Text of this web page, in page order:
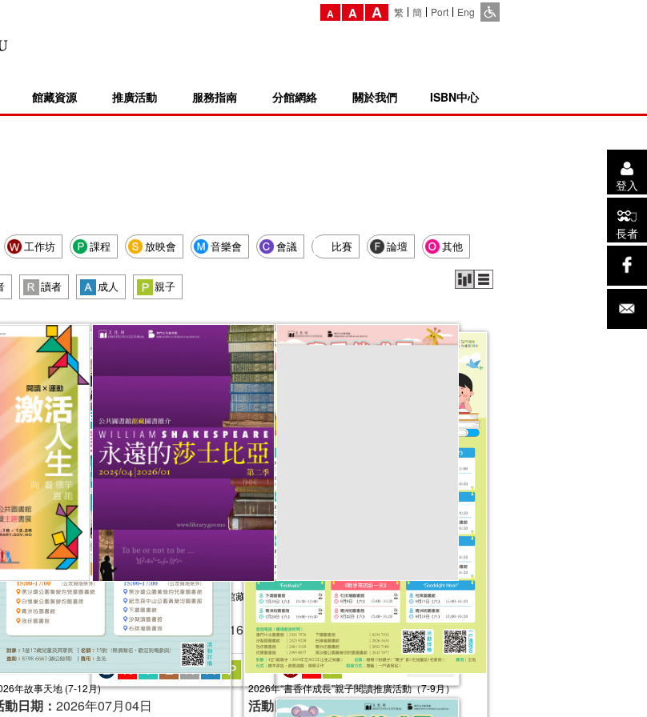
A A A 繁 簡 Port Eng
館藏資源 推廣活動 服務指南 分館網絡 關於我們 ISBN中心
登入
長者
工作坊 課程 放映會 音樂會 會議 比賽 論壇 其他
讀者 成人 親子
年故事天地 (7-12月)
動日期： 2026年07月04日
2026年“書香伴成長”親子閱讀推廣活動（7-9月）
活動日期：2026年07月04日
館藏主題書展
04月18日
永遠的莎士比亞──公共圖書館館藏圖書
推介（第二季）
活動日期：2025年04月16日
2025年“書香伴成長”親子閱讀推廣活動
（4-6月）
活動日期：2025年04月05日